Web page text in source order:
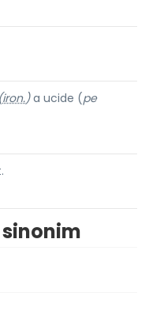
(iron.)a ucide (pe